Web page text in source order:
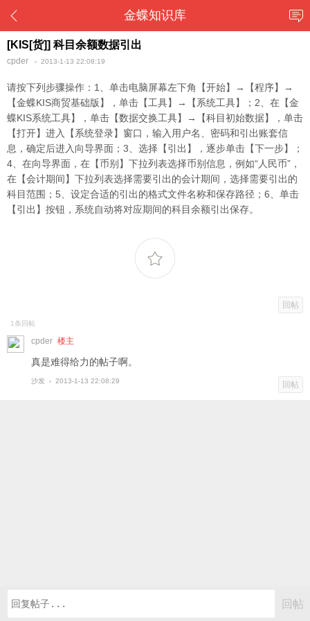
金蝶知识库
[KIS[货]] 科目余额数据引出
cpder 2013-1-13 22:08:19
请按下列步骤操作：1、单击电脑屏幕左下角【开始】→【程序】→
【金蝶KIS商贸基础版】，单击【工具】→【系统工具】；2、在【金
蝶KIS系统工具】，单击【数据交换工具】→【科目初始数据】，单击
【打开】进入【系统登录】窗口，输入用户名、密码和引出账套信
息，确定后进入向导界面；3、选择【引出】，逐步单击【下一步】；
4、在向导界面，在【币别】下拉列表选择币别信息，例如“人民币”，
在【会计期间】下拉列表选择需要引出的会计期间，选择需要引出的
科目范围；5、设定合适的引出的格式文件名称和保存路径；6、单击
【引出】按钮，系统自动将对应期间的科目余额引出保存。
回帖
1条回帖
cpder 楼主
真是难得给力的帖子啊。
沙发 2013-1-13 22:08:29 回帖